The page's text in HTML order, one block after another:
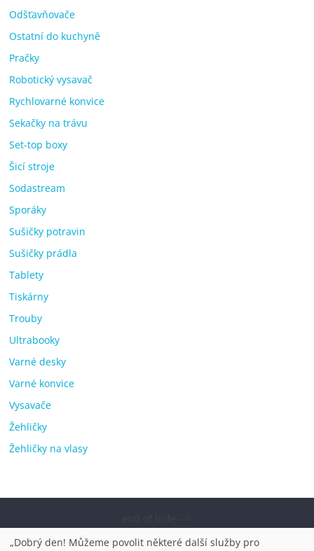
Odšťavňovače
Ostatní do kuchyně
Pračky
Robotický vysavač
Rychlovarné konvice
Sekačky na trávu
Set-top boxy
Šicí stroje
Sodastream
Sporáky
Sušičky potravin
Sušičky prádla
Tablety
Tiskárny
Trouby
Ultrabooky
Varné desky
Varné konvice
Vysavače
Žehličky
Žehličky na vlasy
„Dobrý den! Můžeme povolit některé další služby pro